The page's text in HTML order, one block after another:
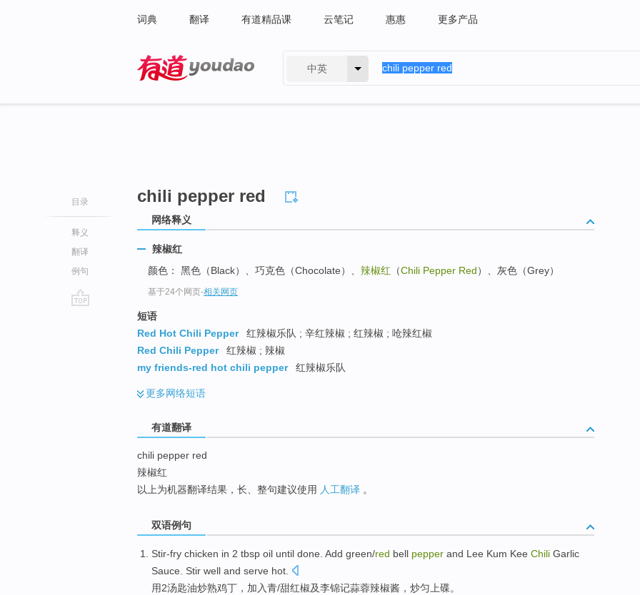
词典 翻译 有道精品课 云笔记 惠惠 更多产品
中英
目录
释义
翻译
例句
chili pepper red
网络释义
辣椒红
颜色： 黑色（Black）、巧克色（Chocolate）、 辣椒红 （Chili Pepper Red）、灰色（Grey）
基于24个网页-相关网页
短语
Red Hot Chili Pepper
红辣椒乐队 ; 辛红辣椒 ; 红辣椒 ; 呛辣红椒
Red Chili Pepper
红辣椒 ; 辣椒
my friends-red hot chili pepper
红辣椒乐队
更多网络短语
有道翻译
chili pepper red
辣椒红
以上为机器翻译结果，长、整句建议使用 人工翻译 。
双语例句
Stir-fry chicken in 2 tbsp oil until done. Add green/red bell pepper and Lee Kum Kee Chili Garlic
Sauce
Stir well and serve hot.
用2汤匙油炒熟鸡丁， 加入青/甜红椒及李锦记蒜蓉辣椒酱 ， 炒匀上碟。